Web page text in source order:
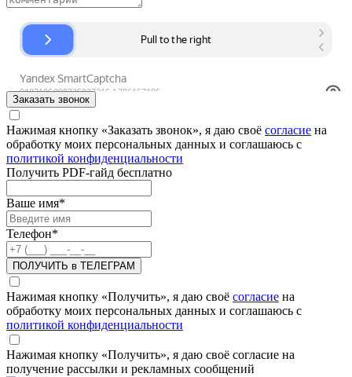
Заказать звонок
Нажимая кнопку «Заказать звонок», я даю своё согласие на
обработку моих персональных данных и соглашаюсь с
политикой конфиденциальности
Получить PDF-гайд бесплатно
Ваше имя*
Телефон*
ПОЛУЧИТЬ в ТЕЛЕГРАМ
Нажимая кнопку «Получить», я даю своё согласие на
обработку моих персональных данных и соглашаюсь с
политикой конфиденциальности
Нажимая кнопку «Получить», я даю своё согласие на
получение рассылки и рекламных сообщений